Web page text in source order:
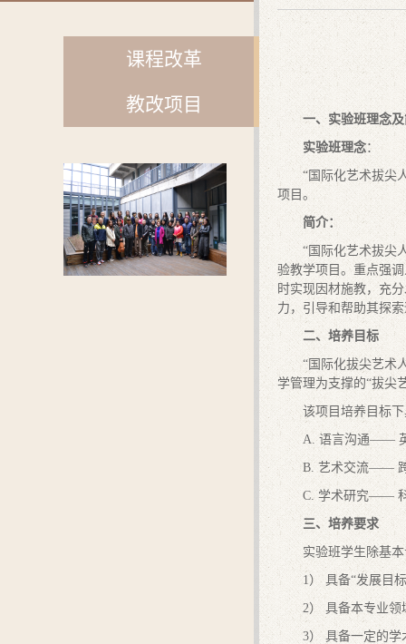
课程改革
教改项目
一、实验班理念
实验班理念：
“国际化艺术拔尖
项目。
简介：
“国际化艺术拔尖
验教学项目。重点强
时实现因材施教，充
力，引导和帮助其探
二、培养目标
“国际化拔尖艺术
学管理为支撑的“拔尖
该项目培养目标
A. 语言沟通——
B. 艺术交流——
C. 学术研究——
三、培养要求
实验班学生除基
1） 具备“发展目
2） 具备本专业
3） 具备一定的学